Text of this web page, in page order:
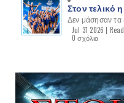
Στον τελικό
Δεν μάσησαν τα
Jul 31 2026 |
0 σχόλια